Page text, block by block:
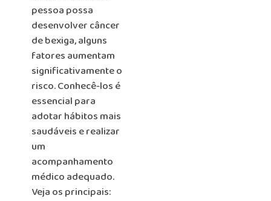
pessoa possa
desenvolver câncer
de bexiga, alguns
fatores aumentam
significativamente o
risco. Conhecê-los é
essencial para
adotar hábitos mais
saudáveis e realizar
um
acompanhamento
médico adequado.
Veja os principais: